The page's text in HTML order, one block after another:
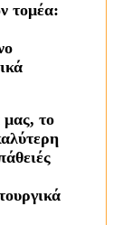
τομέα:
το